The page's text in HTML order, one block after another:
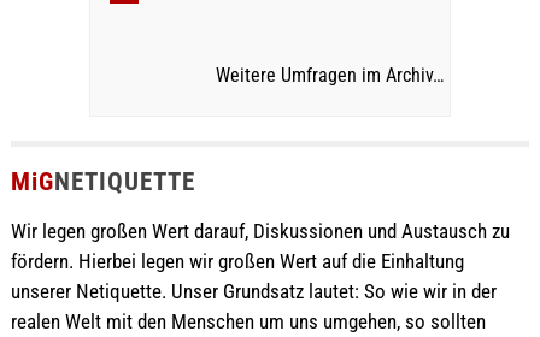
Weitere Umfragen im Archiv…
MiGNETIQUETTE
Wir legen großen Wert darauf, Diskussionen und Austausch zu
fördern. Hierbei legen wir großen Wert auf die Einhaltung
unserer Netiquette. Unser Grundsatz lautet: So wie wir in der
realen Welt mit den Menschen um uns umgehen, so sollten